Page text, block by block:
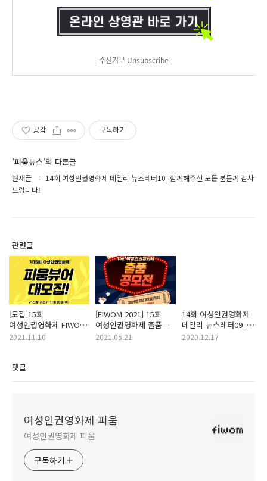
수신거부 Unsubscribe
공감 구독하기
'피움뉴스'의 다른글
현재글
14회 여성인권영화제 데일리 뉴스레터10_함께해주신 모든 분들께 감사
드립니다!
관련글
[모집]15회
여성인권영화제 FIWOM
2021 ‘피움뷰어’ 모집
2021.11.10
[FIWOM 2021] 15회
여성인권영화제 출품
공모전 개최
2021.05.21
14회 여성인권영화제
데일리 뉴스레터09_
여성인권영화제 10일간
2020.12.17
댓글
여성인권영화제 피움
여성인권영화제 피움
구독하기